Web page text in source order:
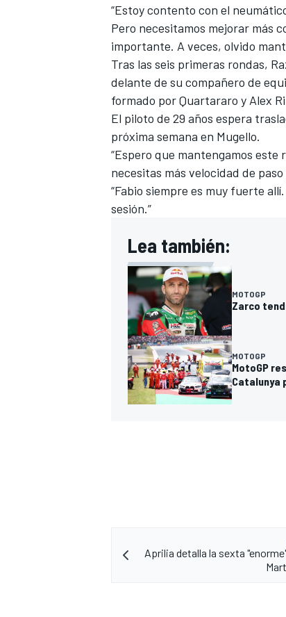
“Estoy contento con el
Pero necesitamos mejorar más
importante. A veces, olvido
Tras las seis primeras rondas,
delante de su compañero de
formado por Quartararo y Alex
El piloto de 29 años espera
próxima semana en Mugello.
“Espero que mantengamos este
necesitas más velocidad de
“Fabio siempre es muy fuerte
sesión.”
Lea también:
MOTOGP
Zarco
MOTOGP
MotoGP
Catalunya
Aprilia detalla la sexta